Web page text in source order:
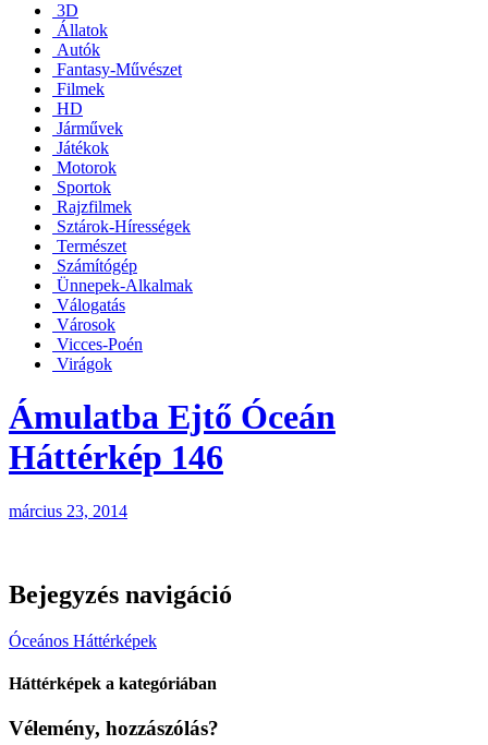
3D
Állatok
Autók
Fantasy-Művészet
Filmek
HD
Járművek
Játékok
Motorok
Sportok
Rajzfilmek
Sztárok-Hírességek
Természet
Számítógép
Ünnepek-Alkalmak
Válogatás
Városok
Vicces-Poén
Virágok
Ámulatba Ejtő Óceán
Háttérkép 146
március 23, 2014
Bejegyzés navigáció
Óceános Háttérképek
Háttérképek a kategóriában
Vélemény, hozzászólás?